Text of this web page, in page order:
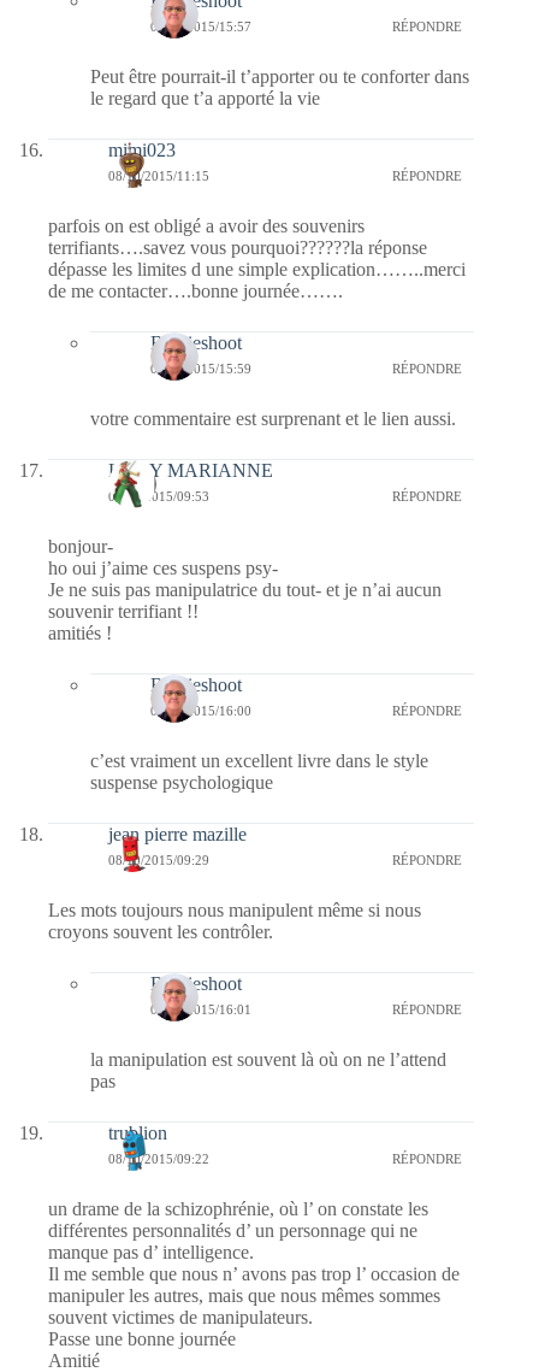
09/10/2015/15:57 RÉPONDRE
Peut être pourrait-il t’apporter ou te conforter dans
le regard que t’a apporté la vie
mimi023
08/10/2015/11:15 RÉPONDRE
parfois on est obligé a avoir des souvenirs
terrifiants….savez vous pourquoi??????la réponse
dépasse les limites d une simple explication……..merci
de me contacter….bonne journée…….
Bernieshoot
09/10/2015/15:59 RÉPONDRE
votre commentaire est surprenant et le lien aussi.
LADY MARIANNE
08/10/2015/09:53 RÉPONDRE
bonjour-
ho oui j’aime ces suspens psy-
Je ne suis pas manipulatrice du tout- et je n’ai aucun
souvenir terrifiant !!
amitiés !
Bernieshoot
09/10/2015/16:00 RÉPONDRE
c’est vraiment un excellent livre dans le style
suspense psychologique
jean pierre mazille
08/10/2015/09:29 RÉPONDRE
Les mots toujours nous manipulent même si nous
croyons souvent les contrôler.
Bernieshoot
09/10/2015/16:01 RÉPONDRE
la manipulation est souvent là où on ne l’attend
pas
trublion
08/10/2015/09:22 RÉPONDRE
un drame de la schizophrénie, où l’ on constate les
différentes personnalités d’ un personnage qui ne
manque pas d’ intelligence.
Il me semble que nous n’ avons pas trop l’ occasion de
manipuler les autres, mais que nous mêmes sommes
souvent victimes de manipulateurs.
Passe une bonne journée
Amitié